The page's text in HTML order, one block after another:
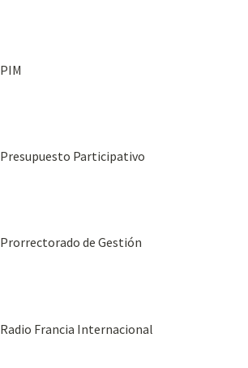
PIM
Presupuesto Participativo
Prorrectorado de Gestión
Radio Francia Internacional